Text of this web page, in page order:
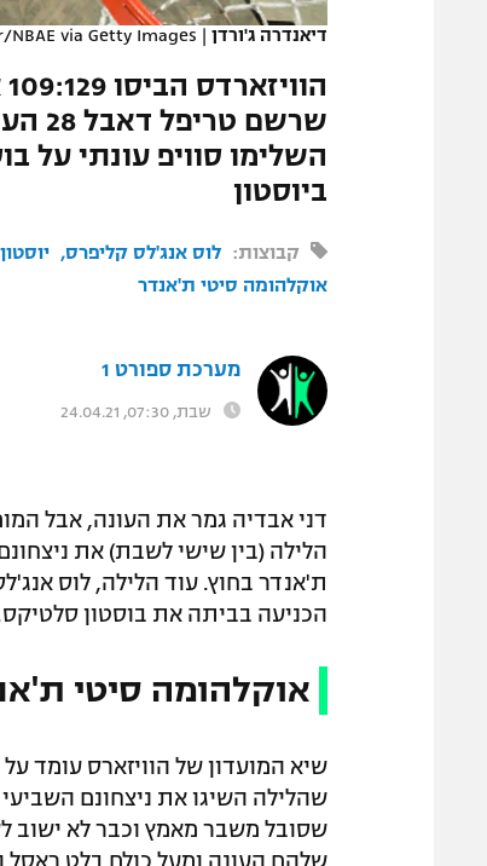
המגזיןדיאנדרה ג'ורדן |
NBAE via Getty Images
השלימו סוויפ עונתי על
ביוסטון
קבוצות: לוס אנג'לס קליפרס
אוקלהומה סיטי ת'אנדר
מערכת ספורט 1
שבת, 07:30, 24.04.21
דני אבדיה גמר את העונה, אבל
ת'אנדר בחוץ. עוד הלילה, לוס
הכניעה בביתה את בוסטון
אוקלהומה סיטי ת'אנדר
שהלילה השיגו את ניצחונם